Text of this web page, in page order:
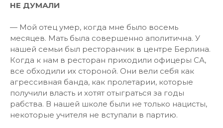
НЕ ДУМАЛИ
— Мой отец умер, когда мне было восемь
месяцев. Мать была совершенно аполитична. У
нашей семьи был ресторанчик в центре Берлина.
Когда к нам в ресторан приходили офицеры СА,
все обходили их стороной. Они вели себя как
агрессивная банда, как пролетарии, которые
получили власть и хотят отыграться за годы
рабства. В нашей школе были не только нацисты,
некоторые учителя не вступали в партию.